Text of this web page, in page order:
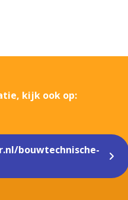
kijk ook op:
bouwtechnische-